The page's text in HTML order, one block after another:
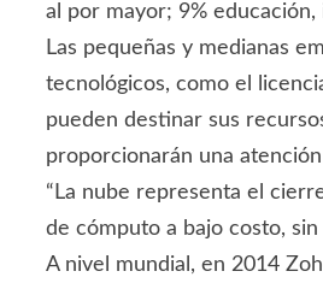
al por mayor; 9%
Las pequeñas y medianas
tecnológicos, como el
pueden destinar sus
proporcionarán una
“La nube representa el
de cómputo a bajo costo,
A nivel mundial, en 2014